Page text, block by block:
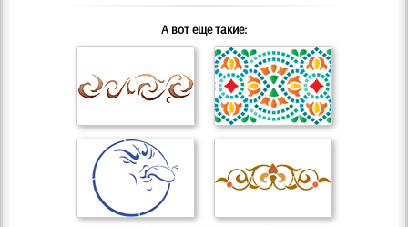
А вот еще такие: